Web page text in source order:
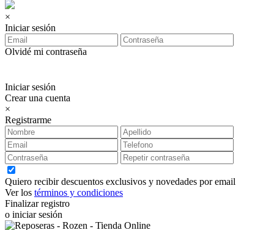
×
Iniciar sesión
Olvidé mi contraseña
Iniciar sesión
Crear una cuenta
×
Registrarme
Quiero recibir descuentos exclusivos y novedades por email
Ver los términos y condiciones
Finalizar registro
o iniciar sesión